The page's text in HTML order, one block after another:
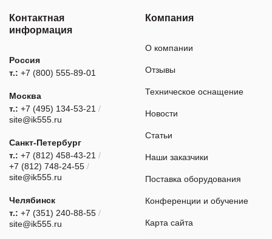
Контактная
информация
Россия
т.: +7 (800) 555-89-01
Москва
т.: +7 (495) 134-53-21 /
site@ik555.ru
Санкт-Петербург
т.: +7 (812) 458-43-21 /
+7 (812) 748-24-55 /
site@ik555.ru
Челябинск
т.: +7 (351) 240-88-55 /
site@ik555.ru
Компания
О компании
Отзывы
Техническое оснащение
Новости
Статьи
Наши заказчики
Поставка оборудования
Конференции и обучение
Карта сайта